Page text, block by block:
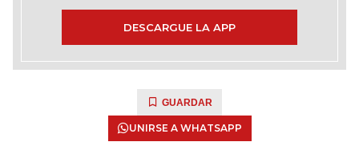
DESCARGUE LA APP
GUARDAR
UNIRSE A WHATSAPP